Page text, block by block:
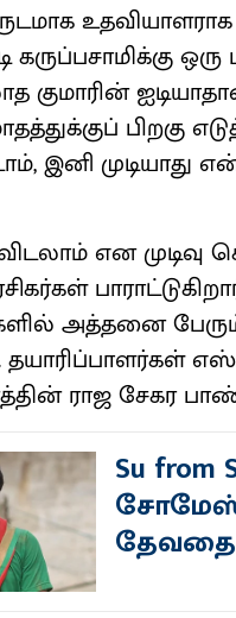
குமாரின்
முடி​யாது
என
அத்​தனை பேரும்
தயாரிப்​பாளர்​கள்
ராஜ சேகர
Su from